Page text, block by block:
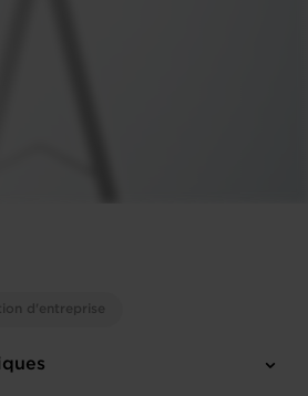
d'entreprise